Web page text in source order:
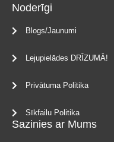
Noderīgi
Blogs/Jaunumi
Lejupielādes DRĪZUMĀ!
Privātuma Politika
Sīkfailu Politika
Sazinies ar Mums